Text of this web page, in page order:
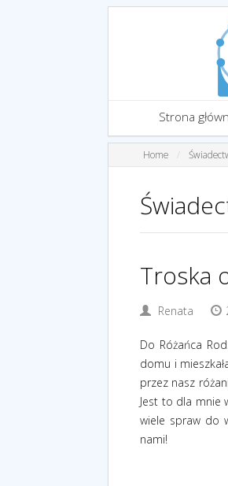
Strona
Home
Troska
Renata
Do Różańca
domu i
przez nasz
Jest to dla mnie
wiele spraw do
nami!